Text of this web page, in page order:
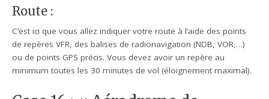
Route :
C’est ici que vous allez indiquer votre route à l’aide des points
de repères VFR, des balises de radionavigation (NDB, VOR,…)
ou de points GPS précis. Vous devez avoir un repère au
minimum toutes les 30 minutes de vol (éloignement maximal).